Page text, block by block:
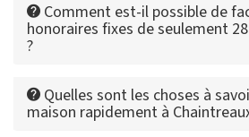
Comment est-il possible de
honoraires fixes de seulement
?
Quelles sont les choses à
maison rapidement à